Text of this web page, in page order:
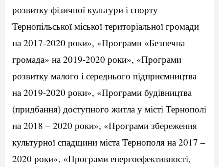
розвитку фізичної культури і спорту
Тернопільської міської територіальної громади
на 2017-2020 роки», «Програми «Безпечна
громада» на 2019-2020 роки», «Програми
розвитку малого і середнього підприємництва
на 2019-2020 роки», «Програми будівництва
(придбання) доступного житла у місті Тернополі
на 2018 – 2020 роки», «Програми збереження
культурної спадщини міста Тернополя на 2017 –
2020 роки», «Програми енергоефективності,